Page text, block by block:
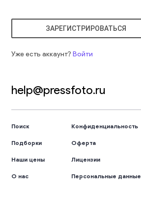
ЗАРЕГИСТРИРОВАТЬСЯ
Уже есть аккаунт? Войти
help@pressfoto.ru
Поиск
Подборки
Наши цены
О нас
Конфиденциальность
Оферта
Лицензии
Персональные данные